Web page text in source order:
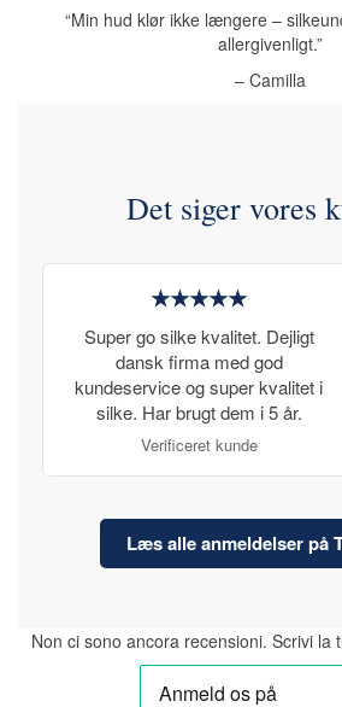
“Min hud klør ikke længere –
allergivenligt.”
– Camilla
Det siger vores
★★★★★
Super go silke kvalitet. Dejligt
dansk firma med god
kundeservice og super kvalitet i
silke. Har brugt dem i 5 år.
Verificeret kunde
Læs alle anmeldelser på
Non ci sono ancora recensioni. Scrivi la